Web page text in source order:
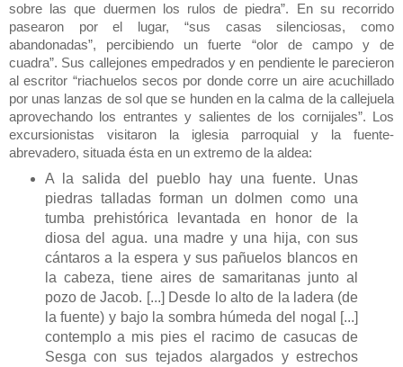
sobre las que duermen los rulos de piedra”. En su recorrido
pasearon por el lugar, “sus casas silenciosas, como
abandonadas”, percibiendo un fuerte “olor de campo y de
cuadra”. Sus callejones empedrados y en pendiente le parecieron
al escritor “riachuelos secos por donde corre un aire acuchillado
por unas lanzas de sol que se hunden en la calma de la callejuela
aprovechando los entrantes y salientes de los cornijales”. Los
excursionistas visitaron la iglesia parroquial y la fuente-
abrevadero, situada ésta en un extremo de la aldea:
A la salida del pueblo hay una fuente. Unas
piedras talladas forman un dolmen como una
tumba prehistórica levantada en honor de la
diosa del agua. una madre y una hija, con sus
cántaros a la espera y sus pañuelos blancos en
la cabeza, tiene aires de samaritanas junto al
pozo de Jacob. [...] Desde lo alto de la ladera (de
la fuente) y bajo la sombra húmeda del nogal [...]
contemplo a mis pies el racimo de casucas de
Sesga con sus tejados alargados y estrechos